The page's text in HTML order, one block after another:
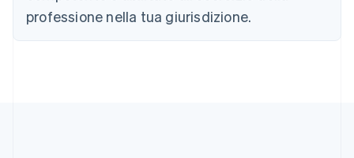
professione nella tua giurisdizione.
简体中文English
Cipro